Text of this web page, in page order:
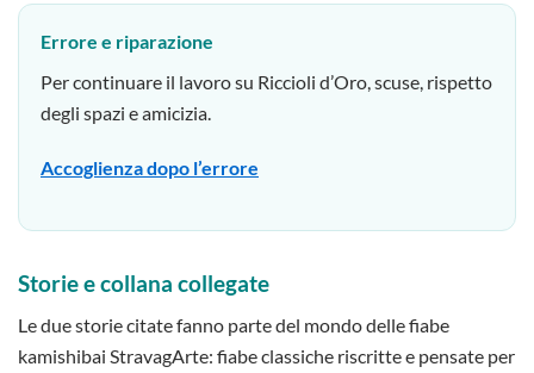
Errore e riparazione
Per continuare il lavoro su Riccioli d’Oro, scuse, rispetto
degli spazi e amicizia.
Accoglienza dopo l’errore
Storie e collana collegate
Le due storie citate fanno parte del mondo delle fiabe
kamishibai StravagArte: fiabe classiche riscritte e pensate per